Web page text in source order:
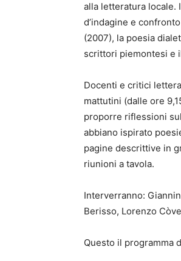
alla letteratura locale.
d’indagine e
(2007), la poesia
scrittori piemontesi e
Docenti e critici
mattutini (dalle ore
proporre riflessioni
abbiano ispirato
pagine descrittive in
riunioni a tavola.
Interverranno:
Berisso, Lorenzo
Questo il programma